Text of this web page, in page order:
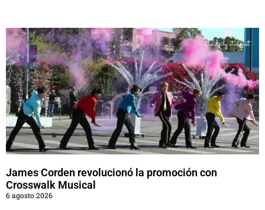
James Corden revolucionó la promoción con
Crosswalk Musical
6 agosto 2026